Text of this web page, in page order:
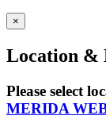
×
Location &
Please select
MERIDA